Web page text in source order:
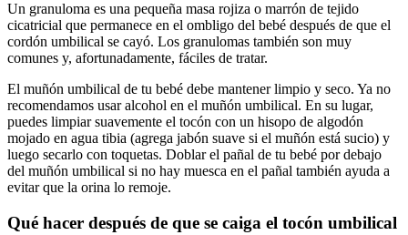
Un granuloma es una pequeña masa rojiza o marrón de tejido
cicatricial que permanece en el ombligo del bebé después de que el
cordón umbilical se cayó. Los granulomas también son muy
comunes y, afortunadamente, fáciles de tratar.
El muñón umbilical de tu bebé debe mantener limpio y seco. Ya no
recomendamos usar alcohol en el muñón umbilical. En su lugar,
puedes limpiar suavemente el tocón con un hisopo de algodón
mojado en agua tibia (agrega jabón suave si el muñón está sucio) y
luego secarlo con toquetas. Doblar el pañal de tu bebé por debajo
del muñón umbilical si no hay muesca en el pañal también ayuda a
evitar que la orina lo remoje.
Qué hacer después de que se caiga el tocón umbilical